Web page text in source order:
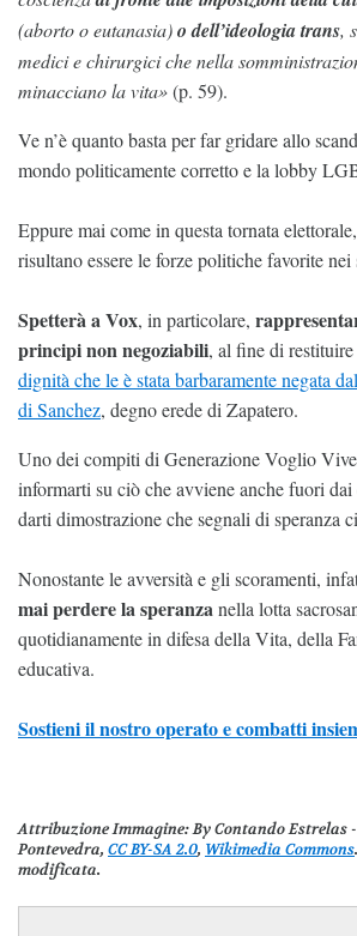
(aborto o eutanasia)o dell’ideologia trans,
medici e chirurgici che nella
minacciano la vita»(p. 59).
Ve n’è quanto basta per far gridare allo
mondo politicamente corretto e la lobby
Eppure mai come in questa tornata
risultano essere le forze politiche favorite nei
Spetterà a Vox, in particolare,
principi non negoziabili, al fine di
dignità che le è stata barbaramente negata
di Sanchez, degno erede di Zapatero.
Uno dei compiti di Generazione Voglio
informarti su ciò che avviene anche fuori
darti dimostrazione che segnali di speranza
Nonostante le avversità e gli scoramenti,
mai perdere la speranzanella lotta
quotidianamente in difesa della Vita, della
educativa.
Sostieni il nostro operato e combatti
Attribuzione Immagine: By Contando Estrelas
Pontevedra, CC BY-SA 2.0, Wikimedia Commons
modificata.